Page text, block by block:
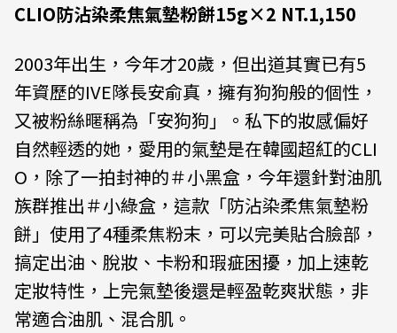
CLIO防沾染柔焦氣墊粉餅15g×2 NT.1,150
2003年出生，今年才20歲，但出道其實已有5
年資歷的IVE隊長安俞真，擁有狗狗般的個性，
又被粉絲暱稱為「安狗狗」。私下的妝感偏好
自然輕透的她，愛用的氣墊是在韓國超紅的CLI
O，除了一拍封神的＃小黑盒 ，今年還針對油肌
族群推出＃小綠盒 ，這款「防沾染柔焦氣墊粉
餅」使用了4種柔焦粉末，可以完美貼合臉部，
搞定出油、脫妝、卡粉和瑕疵困擾，加上速乾
定妝特性，上完氣墊後還是輕盈乾爽狀態，非
常適合油肌、混合肌。